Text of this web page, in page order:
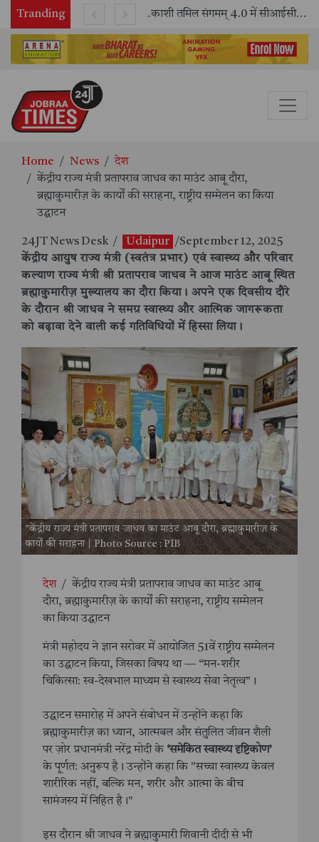
Tranding काशी तमिल संगमम् 4.0 में सीआईसीटी का स्टॉल बना तमिल भाषा और संस्कृति का केंद्र, ‘तमिल करकलाम’ से सीखना हुआ सरल
Home News
देश
केंद्रीय राज्य मंत्री प्रतापराव जाधव का माउंट आबू दौरा,
ब्रह्माकुमारीज़ के कार्यों की सराहना, राष्ट्रीय सम्मेलन का किया
उद्घाटन
24JT News Desk / Udaipur /September 12, 2025
केंद्रीय आयुष राज्य मंत्री (स्वतंत्र प्रभार) एवं स्वास्थ्य और परिवार
कल्याण राज्य मंत्री श्री प्रतापराव जाधव ने आज माउंट आबू स्थित
ब्रह्माकुमारीज़ मुख्यालय का दौरा किया। अपने एक दिवसीय दौरे
के दौरान श्री जाधव ने समग्र स्वास्थ्य और आत्मिक जागरूकता
को बढ़ावा देने वाली कई गतिविधियों में हिस्सा लिया।
"केंद्रीय राज्य मंत्री प्रतापराव जाधव का माउंट आबू दौरा, ब्रह्माकुमारीज़ के
कार्यों की सराहना | Photo Source : PIB
देश / केंद्रीय राज्य मंत्री प्रतापराव जाधव का माउंट आबू
दौरा, ब्रह्माकुमारीज़ के कार्यों की सराहना, राष्ट्रीय सम्मेलन
का किया उद्घाटन
मंत्री महोदय ने ज्ञान सरोवर में आयोजित 51वें राष्ट्रीय सम्मेलन
का उद्घाटन किया, जिसका विषय था — “मन-शरीर
चिकित्सा: स्व-देखभाल माध्यम से स्वास्थ्य सेवा नेतृत्व”।
उद्घाटन समारोह में अपने संबोधन में उन्होंने कहा कि
ब्रह्माकुमारीज़ का ध्यान, आत्मबल और संतुलित जीवन शैली
पर ज़ोर प्रधानमंत्री नरेंद्र मोदी के ‘समेकित स्वास्थ्य दृष्टिकोण’
के पूर्णत: अनुरूप है। उन्होंने कहा कि "सच्चा स्वास्थ्य केवल
शारीरिक नहीं, बल्कि मन, शरीर और आत्मा के बीच
सामंजस्य में निहित है।"
इस दौरान श्री जाधव ने ब्रह्माकुमारी शिवानी दीदी से भी